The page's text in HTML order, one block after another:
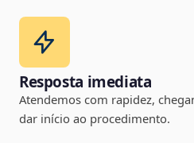
Resposta imediata
Atendemos com rapidez,
dar início ao procedimento.